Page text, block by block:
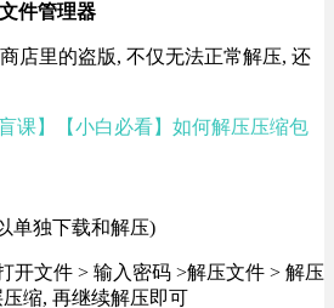
件管理器
店里的盗版, 不仅无法正常解压, 还
盲课】【小白必看】如何解压压缩包
单独下载和解压)
开文件 > 输入密码 >解压文件 > 解压
缩, 再继续解压即可